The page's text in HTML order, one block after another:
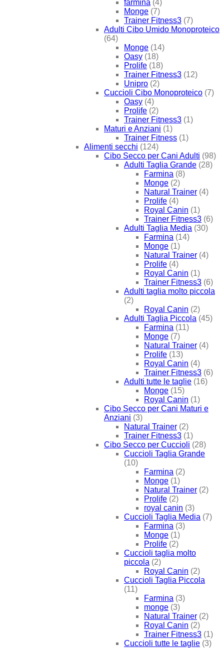
farmina (4)
Monge (7)
Trainer Fitness3 (7)
Adulti Cibo Umido Monoproteico
(64)
Monge (14)
Oasy (18)
Prolife (18)
Trainer Fitness3 (12)
Unipro (2)
Cuccioli Cibo Monoproteico (7)
Oasy (4)
Prolife (2)
Trainer Fitness3 (1)
Maturi e Anziani (1)
Trainer Fitness (1)
Alimenti secchi (124)
Cibo Secco per Cani Adulti (98)
Adulti Taglia Grande (28)
Farmina (8)
Monge (2)
Natural Trainer (4)
Prolife (4)
Royal Canin (1)
Trainer Fitness3 (6)
Adulti Taglia Media (30)
Farmina (14)
Monge (1)
Natural Trainer (4)
Prolife (4)
Royal Canin (1)
Trainer Fitness3 (6)
Adulti taglia molto piccola
(2)
Royal Canin (2)
Adulti Taglia Piccola (45)
Farmina (11)
Monge (7)
Natural Trainer (4)
Prolife (13)
Royal Canin (4)
Trainer Fitness3 (6)
Adulti tutte le taglie (16)
Monge (15)
Royal Canin (1)
Cibo Secco per Cani Maturi e
Anziani (3)
Natural Trainer (2)
Trainer Fitness3 (1)
Cibo Secco per Cuccioli (28)
Cuccioli Taglia Grande
(10)
Farmina (2)
Monge (1)
Natural Trainer (2)
Prolife (2)
royal canin (3)
Cuccioli Taglia Media (7)
Farmina (3)
Monge (1)
Prolife (2)
Cuccioli taglia molto
piccola (2)
Royal Canin (2)
Cuccioli Taglia Piccola
(11)
Farmina (3)
monge (3)
Natural Trainer (2)
Royal Canin (2)
Trainer Fitness3 (1)
Cuccioli tutte le taglie (3)